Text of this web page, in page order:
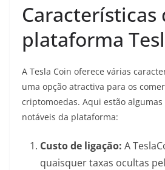
Características
plataforma
A Tesla Coin oferece várias
uma opção atractiva para os
criptomoedas. Aqui estão
notáveis da plataforma:
Custo de ligação: A
quaisquer taxas ocultas